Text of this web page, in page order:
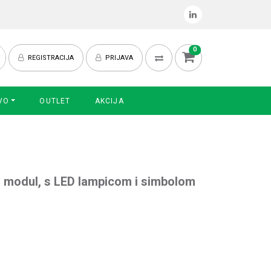
REGISTRACIJA PRIJAVA
0
OUTLET AKCIJA
s LED lampicom i simbolom